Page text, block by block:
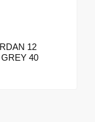
12
40